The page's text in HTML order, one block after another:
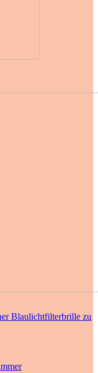
Blaulichtfilterbrille zu